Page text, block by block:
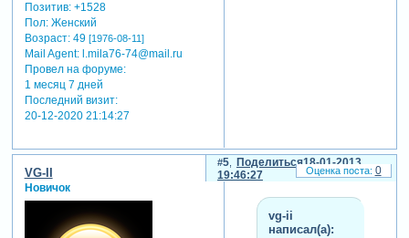
Позитив: +1528
Пол:Женский
Возраст:49 [1976-08-11]
Mail Agent:l.mila76-74@mail.ru
Провел на форуме:
1 месяц 7 дней
Последний визит:
20-12-2020 21:14:27
Поделиться
5
18-01-2013
19:46:27
VG-II
Новичок
vg-ii
написал(а):
0